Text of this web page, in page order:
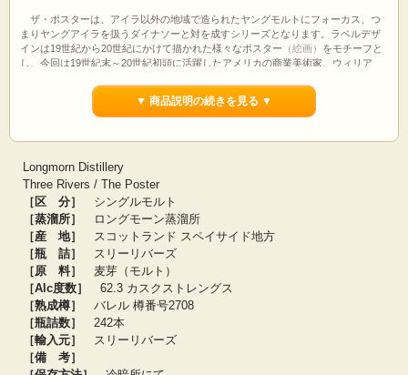
ザ・ポスターは、アイラ以外の地域で造られたヤングモルトにフォーカス、つ
まりヤングアイラを扱うダイナソーと対を成すシリーズとなります。ラベルデザ
インは19世紀から20世紀にかけて描かれた様々なポスター （絵画） をモチーフと
し、今回は19世紀末～20世紀初頭に活躍したアメリカの商業美術家、ウィリア
【輸入元テイスティングコメント】
フィニッシュ：
ホットでスパイシー、ラストに柑橘系ピール
かつて修道院があった場所に建つロングモーン蒸溜所は、名前の由来もゲール
語でずばり「聖人の地」。ロングモーンで造られる干しぶどうやバニラを思わせ
るフルーティで香り高いシングルモルトは非常に高く評価されており、蒸溜所元
詰め・ボトラーズを問わずシングルモルトに人気が集まるのはもちろん、様々な
ブレンデッド・ウイスキーのレシピにも採用されています。ジャパニーズウイス
キーの父、竹鶴政孝が修行した蒸溜所のひとつでもあります。
▼ 商品説明の続きを見る ▼
Longmorn Distillery
Three Rivers / The Poster
［区 分］ シングルモルト
［蒸溜所］
ロングモーン蒸溜所
［産 地］ スコットランド スペイサイド地方
［瓶 詰］ スリーリバーズ
［原 料］ 麦芽（モルト）
［Alc度数］ 62.3 カスクストレングス
［熟成樽］ バレル 樽番号2708
［瓶詰数］ 242本
［輸入元］ スリーリバーズ
［備 考］